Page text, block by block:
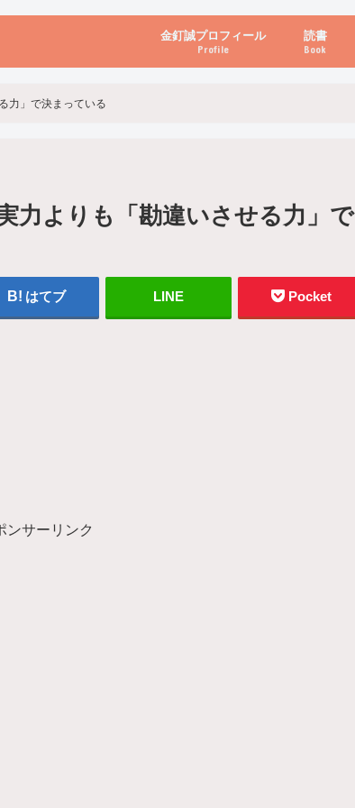
金釘誠プロフィール
Profile
読書
Book
力」で決まっている
力よりも「勘違いさせる力」で
はてブ LINE Pocket
ンサーリンク